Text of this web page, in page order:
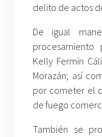
delito de actos
De igual
procesamiento
Kelly Fermín
Morazán; así
por cometer el
de fuego
También se